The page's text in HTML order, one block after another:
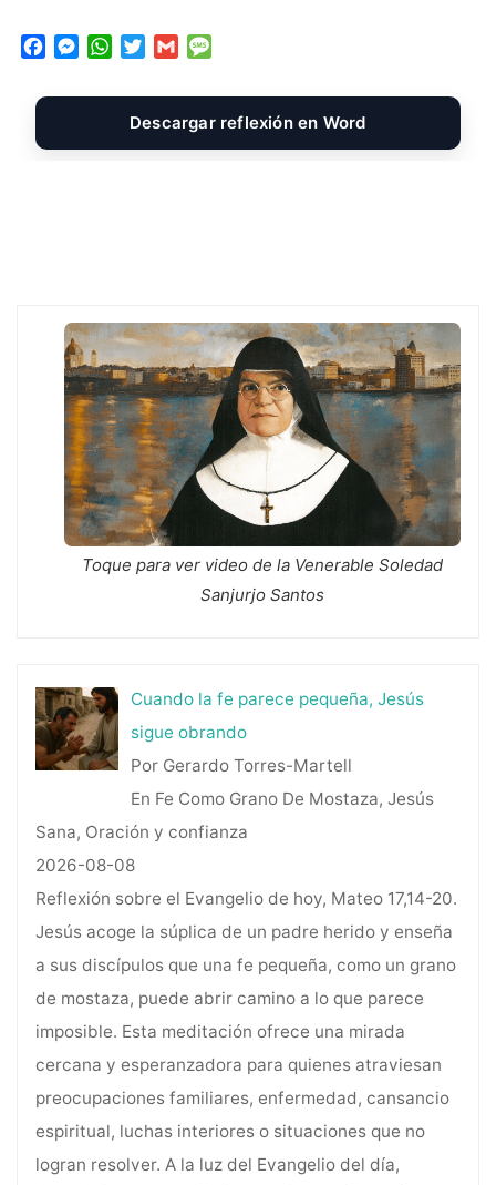
c
b
M
s
e
W
a
s
i
t
t
G
a
i
l
s
s
a
Descargar reflexión en Word
Toque para ver video de la Venerable Soledad
Sanjurjo Santos
Cuando la fe parece pequeña, Jesús
sigue obrando
Por Gerardo Torres-Martell
En Fe Como Grano De Mostaza, Jesús
Sana, Oración y confianza
2026-08-08
Reflexión sobre el Evangelio de hoy, Mateo 17,14-20.
Jesús acoge la súplica de un padre herido y enseña
a sus discípulos que una fe pequeña, como un grano
de mostaza, puede abrir camino a lo que parece
imposible. Esta meditación ofrece una mirada
cercana y esperanzadora para quienes atraviesan
preocupaciones familiares, enfermedad, cansancio
espiritual, luchas interiores o situaciones que no
logran resolver. A la luz del Evangelio del día,